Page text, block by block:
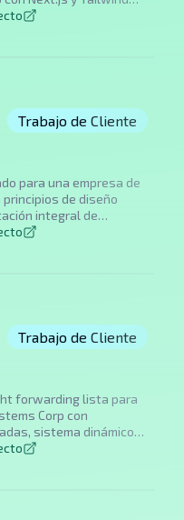
las reservas de
Trabajo de Cliente
para una empresa de
de diseño
integral de
Trabajo de Cliente
forwarding lista para
Corp con
sistema dinámico
y entrega de